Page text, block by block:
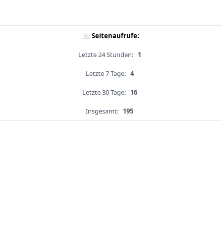
Seitenaufrufe:
Letzte 24 Stunden: 1
Letzte 7 Tage: 4
Letzte 30 Tage: 16
Insgesamt: 195